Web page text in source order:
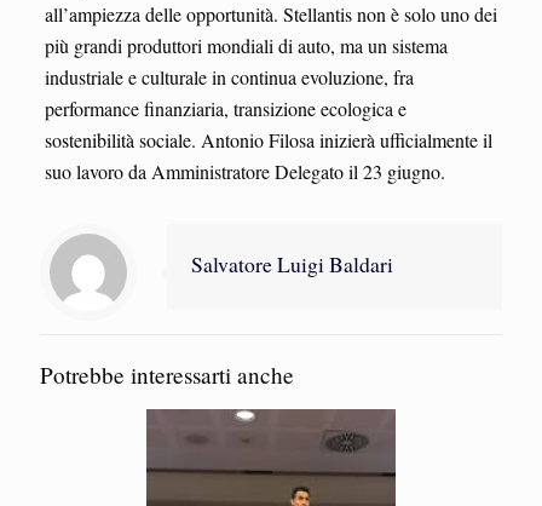
all’ampiezza delle opportunità. Stellantis non è solo uno dei
più grandi produttori mondiali di auto, ma un sistema
industriale e culturale in continua evoluzione, fra
performance finanziaria, transizione ecologica e
sostenibilità sociale. Antonio Filosa inizierà ufficialmente il
suo lavoro da Amministratore Delegato il 23 giugno.
Salvatore Luigi Baldari
Potrebbe interessarti anche